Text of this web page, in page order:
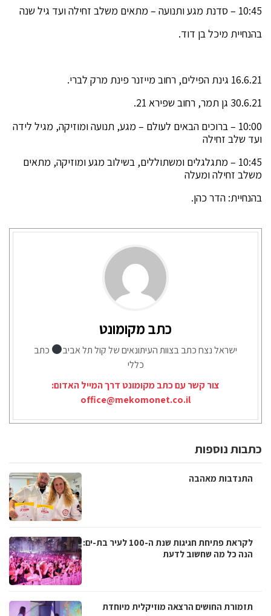
10:45 – סדנת מגע ותנועה – מתאים משלב זחילה ועד גיל שנה
בהנחיית מיכל בן דוד.
16.6.21 גינת הפילים, רחוב מייזנר פינת מרק לברי.
30.6.21 גן תמר, רחוב שפירא 21.
10:00 – ברוכים הבאים לעולם – מגע, תנועה ומוזיקה, מגיל לידה
ועד שלב זחילה
10:45 – מתגלגלים ומשתוללים, בשילוב מגע ומוזיקה, מתאים
משלב זחילה ומעלה
בהנחיית: הדר כהן.
כתב מקומונט
ישראל נצח כתב בצוות העיתונאים של קול תל אביב
כתב
כללי
צור קשר עם כתב מקומונט דרך המייל האדום:
office@mekomonet.co.il
כתבות נוספות
התנדבות מאהבה
לקראת פתיחת חגיגות שנת ה-100 לעיר בת-ים:
הנה כל מה שחשוב לדעת
תזמורת החושים הרצאה מוזיקלית מיוחדת